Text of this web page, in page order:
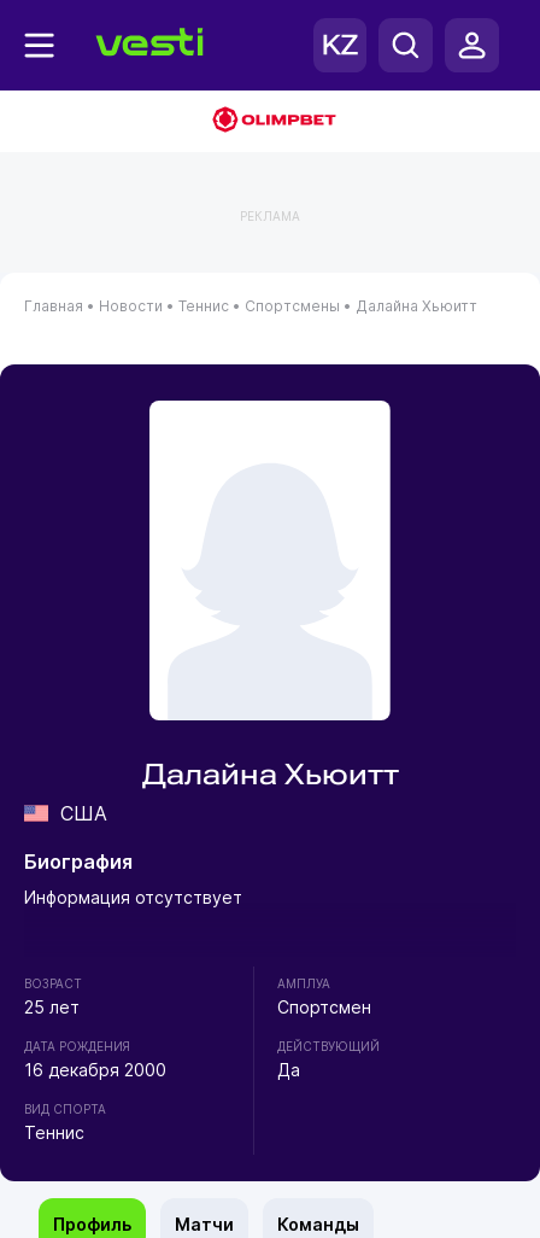
РЕКЛАМА
Главная • Новости • Теннис• Спортсмены • Далайна Хьюитт
Далайна Хьюитт
США
Биография
Информация отсутствует
ВОЗРАСТ
25 лет
ДАТА РОЖДЕНИЯ
16 декабря 2000
ВИД СПОРТА
Теннис
АМПЛУА
Спортсмен
ДЕЙСТВУЮЩИЙ
Да
Профиль Матчи Команды